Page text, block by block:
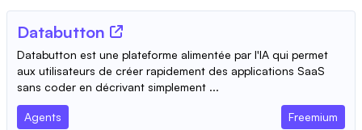
Databutton
Databutton est une plateforme alimentée par l'IA qui permet
aux utilisateurs de créer rapidement des applications SaaS
sans coder en décrivant simplement ...
Agents Freemium